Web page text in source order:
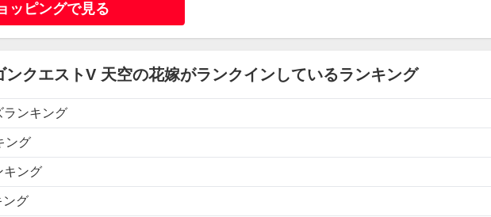
ッピングで見る
ンクエストV 天空の花嫁がランクインしているランキング
ランキング
ング
キング
ング